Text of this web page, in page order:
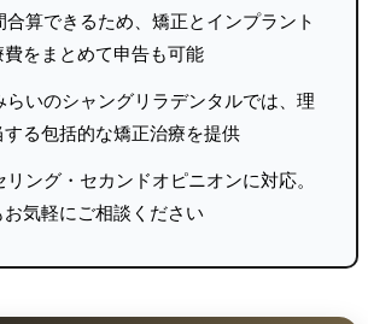
合算できるため、矯正とインプラント
をまとめて申告も可能
らいのシャングリラデンタルでは、理
る包括的な矯正治療を提供
リング・セカンドオピニオンに対応。
気軽にご相談ください